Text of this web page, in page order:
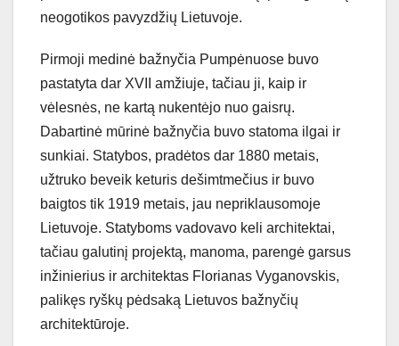
neogotikos pavyzdžių Lietuvoje.
Pirmoji medinė bažnyčia Pumpėnuose buvo
pastatyta dar XVII amžiuje, tačiau ji, kaip ir
vėlesnės, ne kartą nukentėjo nuo gaisrų.
Dabartinė mūrinė bažnyčia buvo statoma ilgai ir
sunkiai. Statybos, pradėtos dar 1880 metais,
užtruko beveik keturis dešimtmečius ir buvo
baigtos tik 1919 metais, jau nepriklausomoje
Lietuvoje. Statyboms vadovavo keli architektai,
tačiau galutinį projektą, manoma, parengė garsus
inžinierius ir architektas Florianas Vyganovskis,
palikęs ryškų pėdsaką Lietuvos bažnyčių
architektūroje.